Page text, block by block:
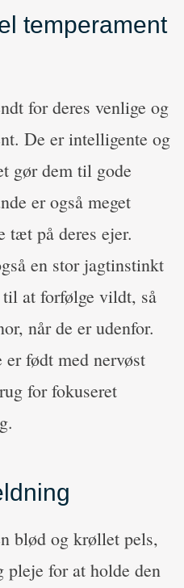
temperament
for deres venlige og
De er intelligente og
gør dem til gode
er også meget
tæt på deres ejer.
en stor jagtinstinkt
at forfølge vildt, så
når de er udenfor.
født med nervøst
for fokuseret
blød og krøllet pels,
for at holde den